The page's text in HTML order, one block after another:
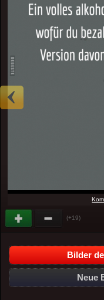
(+19)
Bilder
Neue